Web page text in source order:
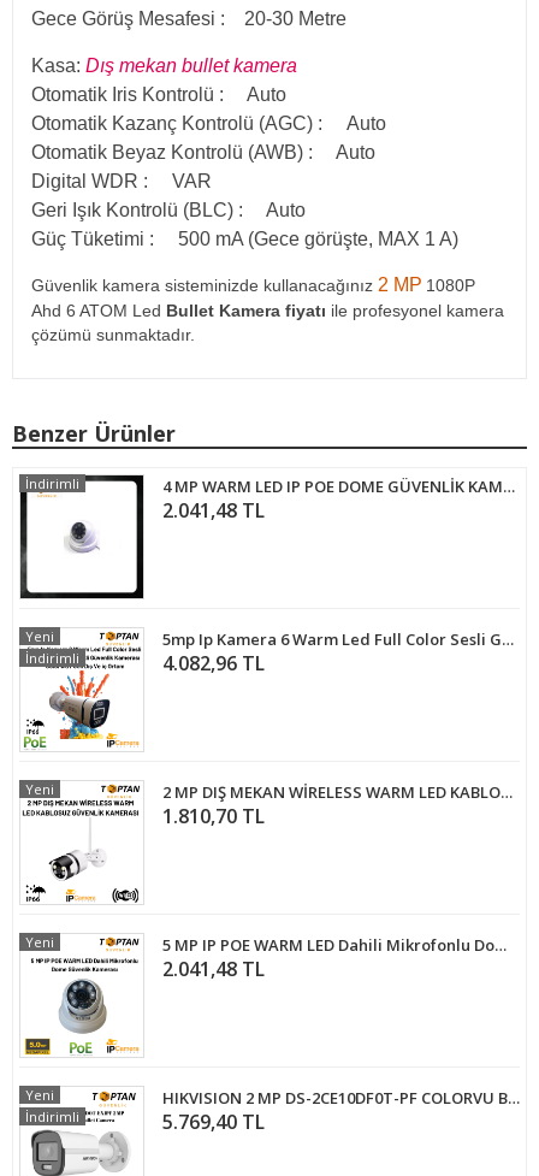
Gece Görüş Mesafesi : 20-30 Metre
Kasa: Dış mekan bullet kamera
Otomatik Iris Kontrolü : Auto
Otomatik Kazanç Kontrolü (AGC) : Auto
Otomatik Beyaz Kontrolü (AWB) : Auto
Digital WDR : VAR
Geri Işık Kontrolü (BLC) : Auto
Güç Tüketimi : 500 mA (Gece görüşte, MAX 1 A)
Güvenlik kamera sisteminizde kullanacağınız 2 MP 1080P
Ahd 6 ATOM Led Bullet Kamera fiyatı ile profesyonel kamera
çözümü sunmaktadır.
Benzer Ürünler
4 MP WARM LED IP POE DOME GÜVENLİK KAMERASI FULL COLOR ARNA-1448
2.041,48 TL
İndirimli
5mp Ip Kamera 6 Warm Led Full Color Sesli Gece ve Gündüz Renkli Güvenlik Kamerası ColorWu Poeli Dış Ve iç Ortam BT-1506
4.082,96 TL
Yeni
İndirimli
2 MP DIŞ MEKAN WİRELESS WARM LED KABLOSUZ GÜVENLİK KAMERASI ARNA-1242
1.810,70 TL
Yeni
5 MP IP POE WARM LED Dahili Mikrofonlu Dome Güvenlik Kamerası KD-5250W
2.041,48 TL
Yeni
HIKVISION 2 MP DS-2CE10DF0T-PF COLORVU BULLET GÜVENLİK KAMERASI
5.769,40 TL
Yeni
İndirimli